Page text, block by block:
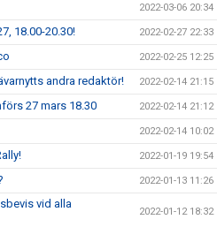
2022-03-06 20:34
18.00-20.30! 2022-02-27 22:33
2022-02-25 12:25
andra redaktör! 2022-02-14 21:15
27 mars 18.30 2022-02-14 21:12
2022-02-14 10:02
2022-01-19 19:54
2022-01-13 11:26
vid alla
2022-01-12 18:32